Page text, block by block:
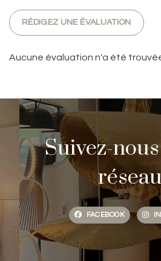
RÉDIGEZ UNE ÉVALUATION
Aucune évaluation n'a été
Suivez-
FACEBOOK